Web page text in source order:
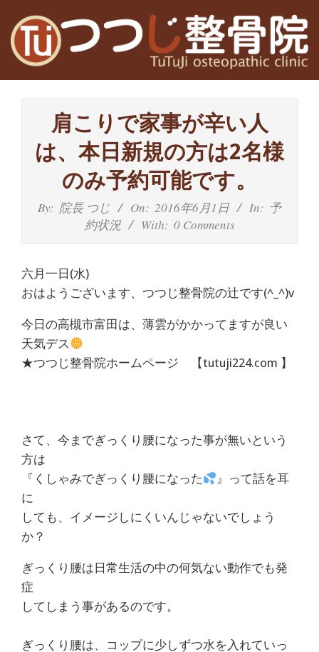
content
高
富
茨
の
整
体
肩
り
腰
痛
坐
骨
神
経
肩こりで家事が辛い人
は、本日新規の方は2名様
のみ予約可能です。
By: 院長 つじ On: 2016年6月1日 In: 予
約状況
With: 0 Comments
六月一日(水)
おはようございます、つつじ整骨院の辻です(^_^)v
今日の高槻市富田は、薄雲がかかってますが良い
天気デス
★つつじ整骨院ホームページ 【tutuji224.com 】
さて、今までぎっくり腰になった事が無いという
方は
『くしゃみでぎっくり腰になった
』って話を耳
に
しても、イメージしにくいんじゃないでしょう
か？
ぎっくり腰は日常生活の中の何気ない動作でも発
症
してしまう事があるのです。
ぎっくり腰は、コップに少しずつ水を入れていっ